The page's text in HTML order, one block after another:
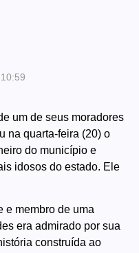
10:59
um de seus moradores
na quarta-feira (20) o
do município e
idosos do estado. Ele
e membro de uma
era admirado por sua
construída ao